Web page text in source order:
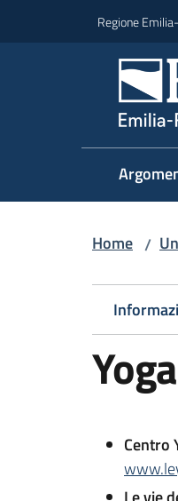
Regione
Home /
Centro